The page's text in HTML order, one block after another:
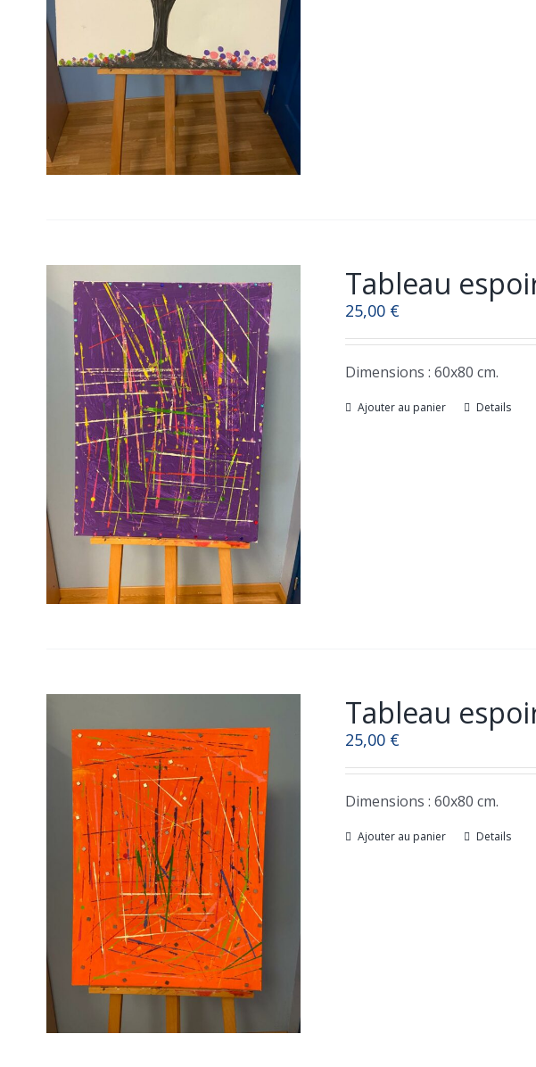
Tableau
25,00 €
Dimensions : 60x80 cm.
Ajouter au panier Details
Tableau
25,00 €
Dimensions : 60x80 cm.
Ajouter au panier Details